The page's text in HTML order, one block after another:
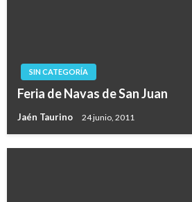
SIN CATEGORÍA
Feria de Navas de San Juan
Jaén Taurino 24 junio, 2011